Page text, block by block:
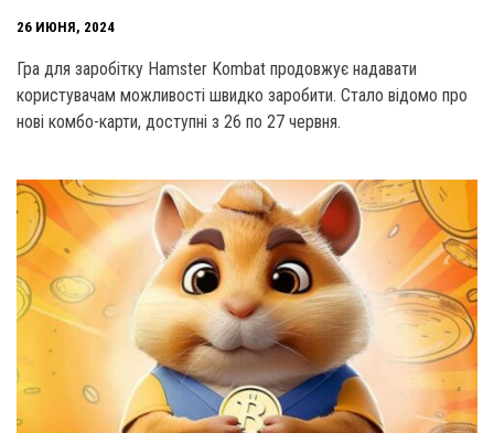
26 ИЮНЯ, 2024
Гра для заробітку Hamster Kombat продовжує надавати
користувачам можливості швидко заробити. Стало відомо про
нові комбо-карти, доступні з 26 по 27 червня.